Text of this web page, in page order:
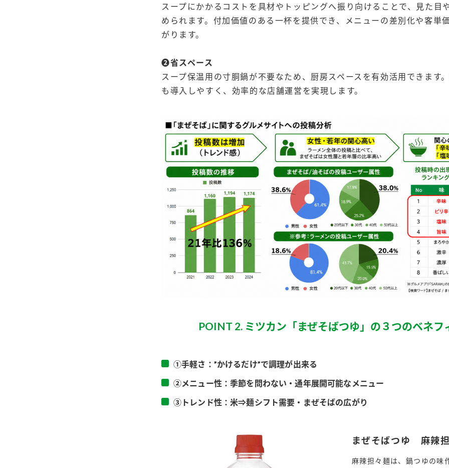
スープにかかるコストを具材やトッピングへ振り向けることで、見た目
められます。付加価値のある一杯を提供でき、メニューの差別化や客単
がります。
➋省スペース
スープ保温用の寸胴鍋が不要なため、厨房スペースを有効活用できます
も導入しやすく、効率的な店舗運営を実現します。
POINT 2. ミツカン「まぜそばつゆ」の３つのベネフ
①手軽さ：”かけるだけ”で調理が出来る
②メニュー性：季節を問わない・通年展開可能なメニュー
③トレンド性：米⇒麺シフト需要・まぜそばの広がり
まぜそばつゆ 麻辣
麻辣担々麺は、鍋つゆの味